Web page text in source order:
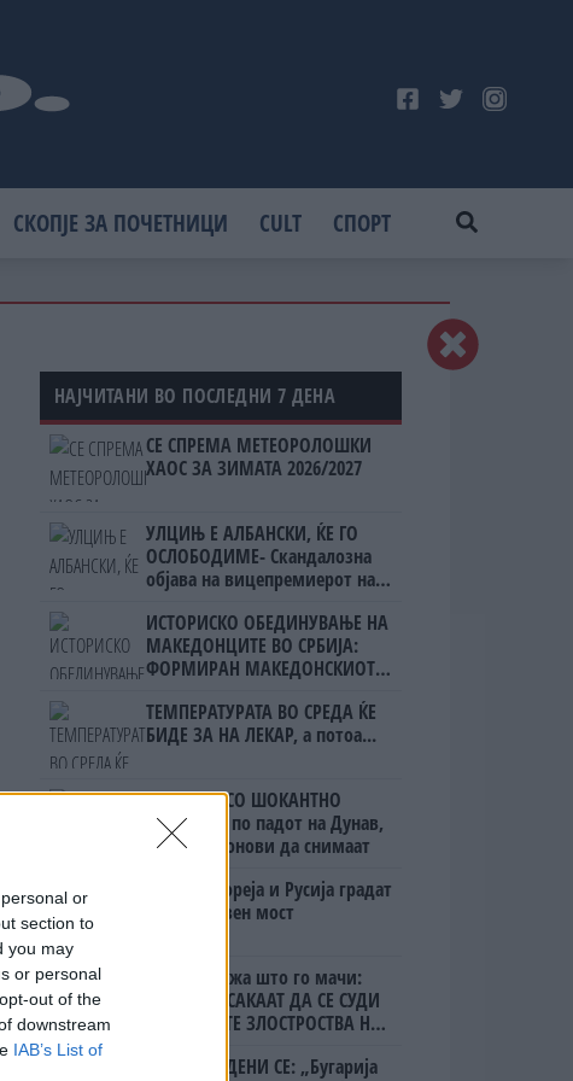
or
section to
you may
or personal
out of the
downstream
IAB’s List of
СКОПЈЕ ЗА ПОЧЕТНИЦИ CULT СПОРТ
НАЈЧИТАНИ ВО ПОСЛЕДНИ 7 ДЕНА
СЕ СПРЕМА МЕТЕОРОЛОШКИ
ХАОС ЗА ЗИМАТА 2026/2027
УЛЦИЊ Е АЛБАНСКИ, ЌЕ ГО
ОСЛОБОДИМЕ- Скандалозна
објава на вицепремиерот на
ИСТОРИСКО ОБЕДИНУВАЊЕ НА
МАКЕДОНЦИТЕ ВО СРБИЈА:
ФОРМИРАН МАКЕДОНСКИОТ
ТЕМПЕРАТУРАТА ВО СРЕДА ЌЕ
БИДЕ ЗА НА ЛЕКАР, а потоа...
БУГАРИТЕ СО ШОКАНТНО
ОТКРИТИЕ по падот на Дунав,
кренаа дронови да снимаат
Северна Кореја и Русија градат
мистериозен мост
Ахмети кажа што го мачи:
СЛУШАМ, САКААТ ДА СЕ СУДИ
ЗА ВОЕНИТЕ ЗЛОСТРОСТВА НА
ПРЕДУПРЕДЕНИ СЕ: „Бугарија